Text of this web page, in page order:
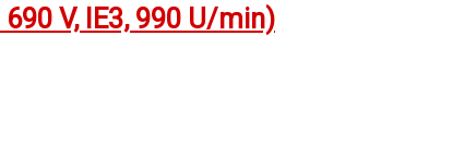
V, IE3, 990 U/min)